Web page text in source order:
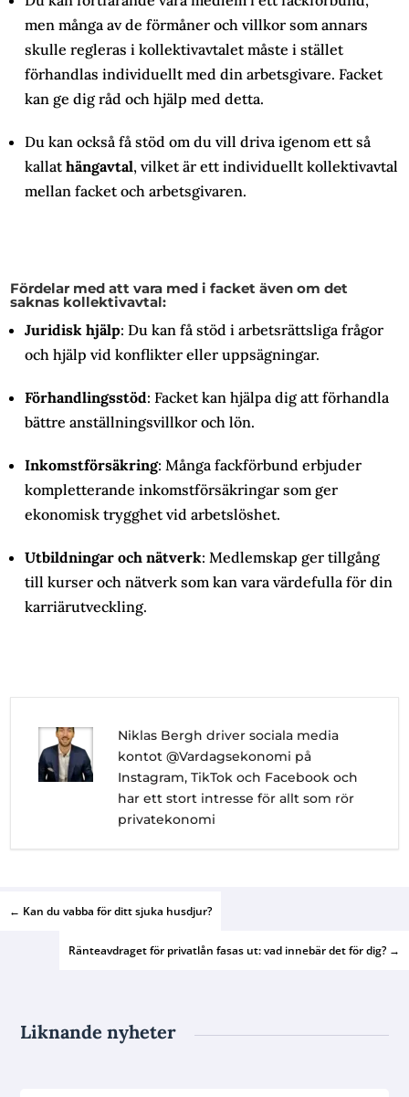
men många av de förmåner och villkor som annars
skulle regleras i kollektivavtalet måste i stället
förhandlas individuellt med din arbetsgivare. Facket
kan ge dig råd och hjälp med detta.
Du kan också få stöd om du vill driva igenom ett så
kallathängavtal, vilket är ett individuellt kollektivavtal
mellan facket och arbetsgivaren.
Fördelar med att vara med i facket även om det
saknas kollektivavtal:
Juridisk hjälp: Du kan få stöd i arbetsrättsliga frågor
och hjälp vid konflikter eller uppsägningar.
Förhandlingsstöd: Facket kan hjälpa dig att förhandla
bättre anställningsvillkor och lön.
Inkomstförsäkring: Många fackförbund erbjuder
kompletterande inkomstförsäkringar som ger
ekonomisk trygghet vid arbetslöshet.
Utbildningar och nätverk: Medlemskap ger tillgång
till kurser och nätverk som kan vara värdefulla för din
karriärutveckling.
Niklas Bergh driver sociala media
kontot @Vardagsekonomi på
Instagram, TikTok och Facebook och
har ett stort intresse för allt som rör
privatekonomi
← Kan du vabba för ditt sjuka husdjur?
Ränteavdraget för privatlån fasas ut: vad innebär det för dig? →
Liknande nyheter